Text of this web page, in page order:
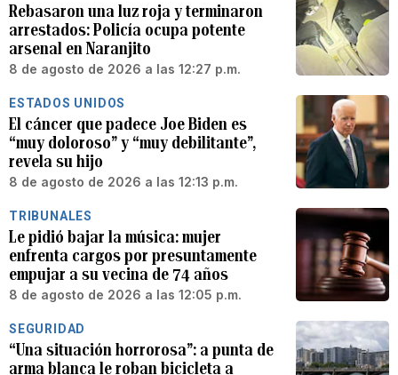
Rebasaron una luz roja y terminaron
arrestados: Policía ocupa potente
arsenal en Naranjito
8 de agosto de 2026 a las 12:27 p.m.
ESTADOS UNIDOS
El cáncer que padece Joe Biden es
“muy doloroso” y “muy debilitante”,
revela su hijo
8 de agosto de 2026 a las 12:13 p.m.
TRIBUNALES
Le pidió bajar la música: mujer
enfrenta cargos por presuntamente
empujar a su vecina de 74 años
8 de agosto de 2026 a las 12:05 p.m.
SEGURIDAD
“Una situación horrorosa”: a punta de
arma blanca le roban bicicleta a